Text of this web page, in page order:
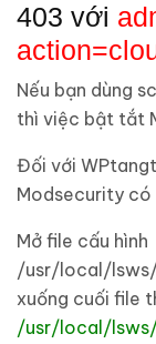
403 với
Nếu bạn dùng
thì việc bật tắt
Đối với
Modsecurity có
Mở file cấu hình
/usr/local/
xuống cuối file
/usr/local/